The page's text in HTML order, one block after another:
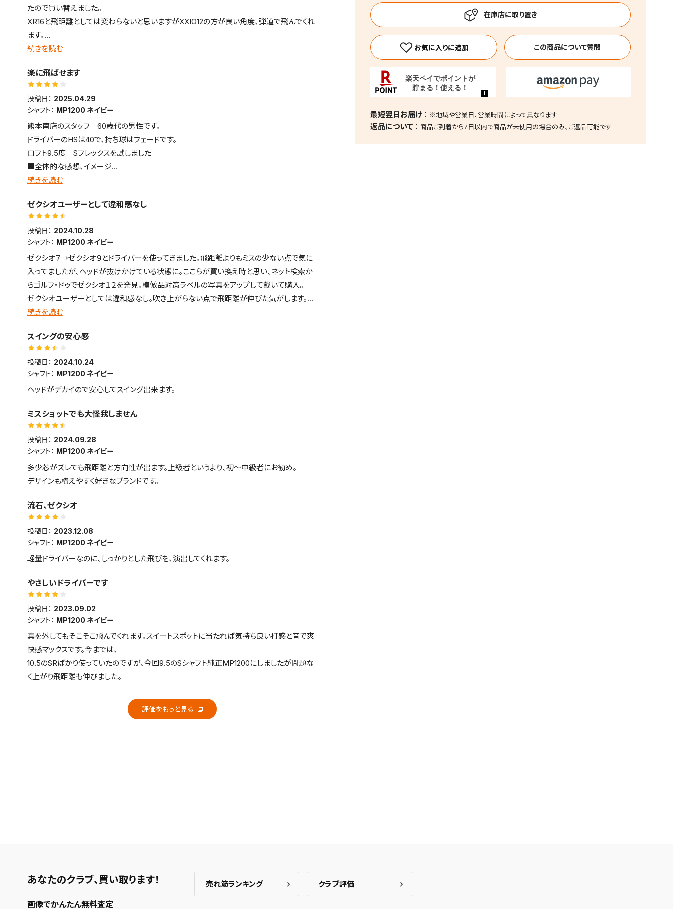
たので買い替えました。
XR16と飛距離としては変わらないと思いますがXXIO12の方が良い角度、弾道で飛んでくれ
ます。
芯を外しても大きなミスにはならないのでが、気になるのは音です。芯に当たってもこの金属
続きを読む
楽に飛ばせます
投稿日： 2025.04.29
シャフト： MP1200 ネイビー
熊本南店のスタッフ 60歳代の男性です。
ドライバーのHSは40で、持ち球はフェードです。
ロフト9.5度 Sフレックスを試しました
■全体的な感想、イメージ
硬質な打感・打音で前へ前へ飛ばせる
ロースピンで距離を稼げます
■方向性・コントロール性
掴まりがよいためか若干左へ飛びやすい
■構えやすさ・見た目・デザインについて
いかにも掴まりやすそうな顔をしており、フェードヒッターの自分には少し構えにくい
■打感・打音など
カキーンと気持ちの良い打感・打音 好みは別れるかもしれません
■スピン・弾の強さ・弾道高さ
低スピンで強い弾道
続きを読む
ゼクシオユーザーとして違和感なし
投稿日： 2024.10.28
シャフト： MP1200 ネイビー
ゼクシオ７→ゼクシオ９とドライバーを使ってきました。飛距離よりもミスの少ない点で気に
入ってましたが、ヘッドが抜けかけている状態に。ここらが買い換え時と思い、ネット検索か
らゴルフ・ドゥでゼクシオ１２を発見。模倣品対策ラベルの写真をアップして戴いて購入。
ゼクシオユーザーとしては違和感なし。吹き上がらない点で飛距離が伸びた気がします。真
芯よりトウ（先）寄りで打つと距離が出ると同時に打感と打音が良い印象です。
尚、当該ドライバーはコピー品が多いとのことで、購入後にメーカーコンタクトセンターに電
話で確認。製造番号で正規品と判明しています。
続きを読む
スイングの安心感
投稿日： 2024.10.24
シャフト： MP1200 ネイビー
ヘッドがデカイので安心してスイング出来ます。
ミスショットでも大怪我しません
投稿日： 2024.09.28
シャフト： MP1200 ネイビー
多少芯がズレても飛距離と方向性が出ます。上級者というより、初〜中級者にお勧め。
デザインも構えやすく好きなブランドです。
流石、ゼクシオ
投稿日： 2023.12.08
シャフト： MP1200 ネイビー
軽量ドライバーなのに、しっかりとした飛びを、演出してくれます。
やさしいドライバーです
投稿日： 2023.09.02
シャフト： MP1200 ネイビー
真を外してもそこそこ飛んでくれます。スイートスポットに当たれば気持ち良い打感と音で爽
快感マックスです。今までは、
10.5のSRばかり使っていたのですが、今回9.5のSシャフト純正MP1200にしましたが問題な
く上がり飛距離も伸びました。
評価をもっと見る
この商品について質問
最短翌日お届け ※地域や営業日、営業時間によって異なります
返品について 商品ご到着から7日以内で商品が未使用の場合のみ、ご返品可能です
あなたのクラブ、 買い取ります！
画像でかんたん無料査定
売れ筋ランキング クラブ評価